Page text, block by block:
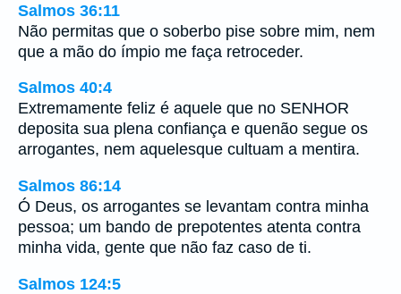
Salmos 36:11
Não permitas que o soberbo pise sobre mim, nem
que a mão do ímpio me faça retroceder.
Salmos 40:4
Extremamente feliz é aquele que no SENHOR
deposita sua plena confiança e quenão segue os
arrogantes, nem aquelesque cultuam a mentira.
Salmos 86:14
Ó Deus, os arrogantes se levantam contra minha
pessoa; um bando de prepotentes atenta contra
minha vida, gente que não faz caso de ti.
Salmos 124:5